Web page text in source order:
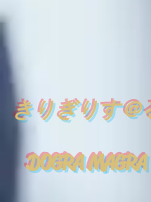
きりぎりす＠
DOGRA MAGRA